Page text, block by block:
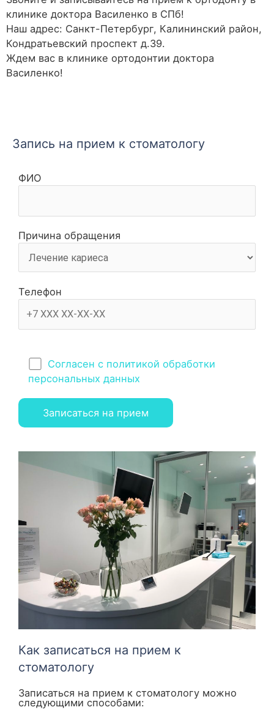
клинике доктора Василенко в СПб!
Наш адрес: Санкт-Петербург, Калининский район,
Кондратьевский проспект д.39.
Ждем вас в клинике ортодонтии доктора
Василенко!
Запись на прием к стоматологу
ФИО
Причина обращения
Телефон
Согласен с политикой обработки
персональных данных
Как записаться на прием к
стоматологу
Записаться на прием к стоматологу можно
следующими способами: